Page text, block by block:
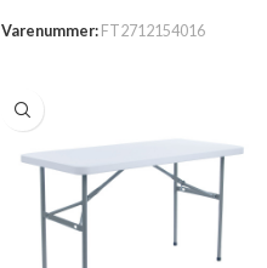
Varenummer: FT2712154016